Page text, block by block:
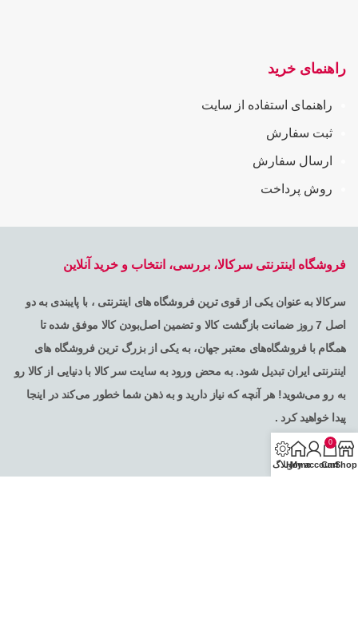
راهنمای خرید
راهنمای استفاده از سایت
ثبت سفارش
ارسال سفارش
روش پرداخت
فروشگاه اینترنتی سرکالا، بررسی، انتخاب و خرید آنلاین
سرکالا به عنوان یکی از قوی ترین فروشگاه های اینترنتی ، با پایبندی به دو
اصل 7 روز ضمانت بازگشت کالا و تضمین اصل‌بودن کالا موفق شده تا
همگام با فروشگاه‌های معتبر جهان، به یکی از بزرگ ترین فروشگاه های
اینترنتی ایران تبدیل شود. به محض ورود به سایت سر کالا با دنیایی از کالا رو
به رو می‌شوید! هر آنچه که نیاز دارید و به ذهن شما خطور می‌کند در اینجا
پیدا خواهید کرد .
Shop
0
Cart
My account
Homeوبلاگ